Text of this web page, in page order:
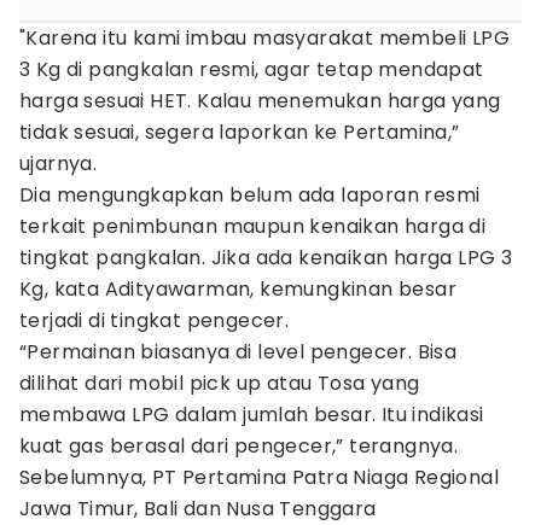
"Karena itu kami imbau masyarakat membeli LPG
3 Kg di pangkalan resmi, agar tetap mendapat
harga sesuai HET. Kalau menemukan harga yang
tidak sesuai, segera laporkan ke Pertamina,”
ujarnya.
Dia mengungkapkan belum ada laporan resmi
terkait penimbunan maupun kenaikan harga di
tingkat pangkalan. Jika ada kenaikan harga LPG 3
Kg, kata Adityawarman, kemungkinan besar
terjadi di tingkat pengecer.
“Permainan biasanya di level pengecer. Bisa
dilihat dari mobil pick up atau Tosa yang
membawa LPG dalam jumlah besar. Itu indikasi
kuat gas berasal dari pengecer,” terangnya.
Sebelumnya, PT Pertamina Patra Niaga Regional
Jawa Timur, Bali dan Nusa Tenggara